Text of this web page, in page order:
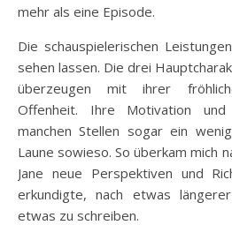
mehr als eine Episode.
Die schauspielerischen
sehen lassen. Die drei
überzeugen mit ihrer
Offenheit. Ihre Motivation
manchen Stellen sogar ein
Laune sowieso. So überkam mich
Jane neue Perspektiven und
erkundigte, nach etwas
etwas zu schreiben.